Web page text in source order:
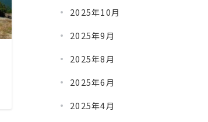
2025年10月
2025年9月
2025年8月
2025年6月
2025年4月